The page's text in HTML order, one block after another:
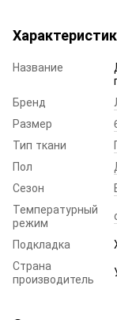
Название
Бренд
Размер
Тип ткани
Пол
Сезон
Температурный
режим
Подкладка
Страна
производитель